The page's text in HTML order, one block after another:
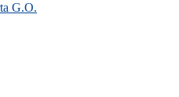
G.O.